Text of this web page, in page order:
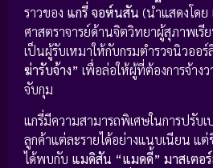
ราวของ แกรี่ จอห์นสัน (นำแสดงโดย
ศาสตราจารย์ด้านจิตวิทยาผู้สุภาพเรี
เป็นผู้รับเหมาให้กับกรมตำรวจนิวออ
ฆ่ารับจ้าง” เพื่อล่อให้ผู้ที่ต้องการจ้าง
จับกุม
แกรี่มีความสามารถพิเศษในการปรับ
ลูกค้าแต่ละรายได้อย่างแนบเนียน แต่
ได้พบกับ แมดิสัน “แมดดี้” มาสเตอ